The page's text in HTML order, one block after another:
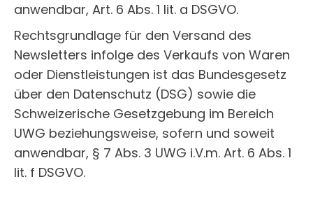
anwendbar, Art. 6 Abs. 1 lit. a DSGVO.
Rechtsgrundlage für den Versand des
Newsletters infolge des Verkaufs von Waren
oder Dienstleistungen ist das Bundesgesetz
über den Datenschutz (DSG) sowie die
Schweizerische Gesetzgebung im Bereich
UWG beziehungsweise, sofern und soweit
anwendbar, § 7 Abs. 3 UWG i.V.m. Art. 6 Abs. 1
lit. f DSGVO.